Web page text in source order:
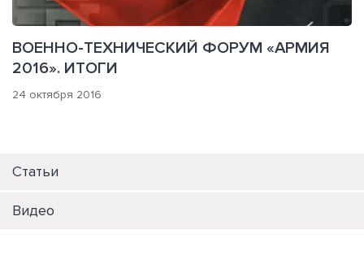
ВОЕННО-ТЕХНИЧЕСКИЙ ФОРУМ «АРМИЯ
2016». ИТОГИ
24 октября 2016
Статьи
Видео